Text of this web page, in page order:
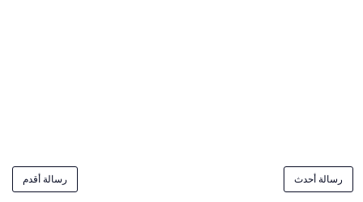
رسالة أحدث رسالة أقدم